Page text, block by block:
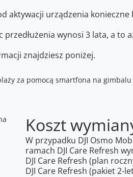
aktywacji urządzenia konieczne
przedłużenia wynosi 3 lata, a to
znajdziesz poniżej.
Koszt
W przypadku DJI Osmo
ramach DJI Care Refresh
DJI Care Refresh (plan
DJI Care Refresh (pakiet 2-